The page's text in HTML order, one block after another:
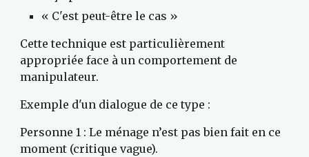
« C'est peut-être le cas »
Cette technique est particulièrement
appropriée face à un comportement de
manipulateur.
Exemple d'un dialogue de ce type :
Personne 1 : Le ménage n’est pas bien fait en ce
moment (critique vague).